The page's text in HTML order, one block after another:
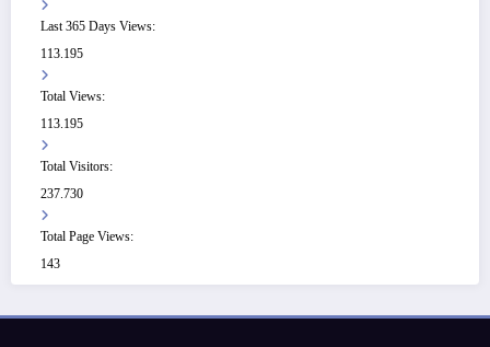
Last 365 Days Views:
113.195
Total Views:
113.195
Total Visitors:
237.730
Total Page Views:
143